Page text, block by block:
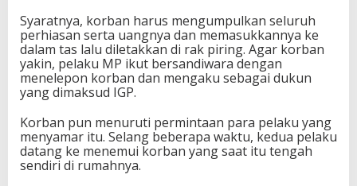
Syaratnya, korban harus mengumpulkan seluruh
perhiasan serta uangnya dan memasukkannya ke
dalam tas lalu diletakkan di rak piring. Agar korban
yakin, pelaku MP ikut bersandiwara dengan
menelepon korban dan mengaku sebagai dukun
yang dimaksud IGP.
Korban pun menuruti permintaan para pelaku yang
menyamar itu. Selang beberapa waktu, kedua pelaku
datang ke menemui korban yang saat itu tengah
sendiri di rumahnya.